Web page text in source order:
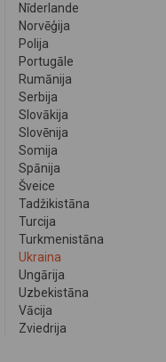
Nīderlande
Norvēģija
Polija
Portugāle
Rumānija
Serbija
Slovākija
Slovēnija
Somija
Spānija
Šveice
Tadžikistāna
Turcija
Turkmenistāna
Ukraina
Ungārija
Uzbekistāna
Vācija
Zviedrija